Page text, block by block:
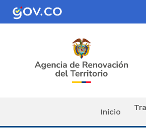
Pasar al contenido principal
Inicio